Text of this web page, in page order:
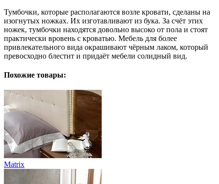
Тумбочки, которые располагаются возле кровати, сделаны на
изогнутых ножках. Их изготавливают из бука. За счёт этих
ножек, тумбочки находятся довольно высоко от пола и стоят
практически вровень с кроватью. Мебель для более
привлекательного вида окрашивают чёрным лаком, который
превосходно блестит и придаёт мебели солидный вид.
Похожие товары:
Matrix